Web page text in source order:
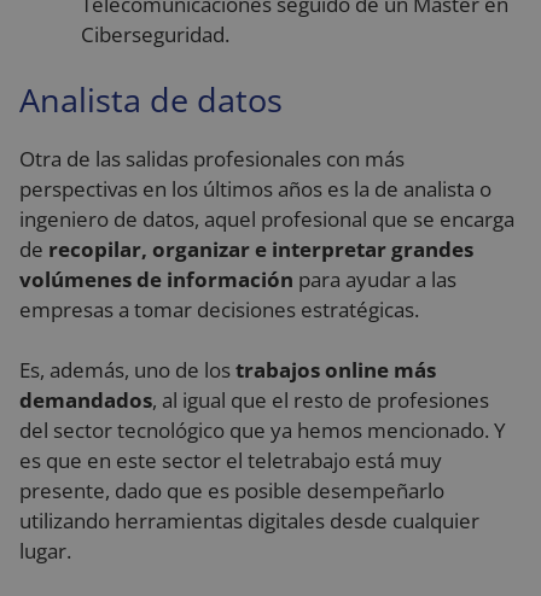
Ciberseguridad.
Analista de datos
Otra de las salidas profesionales con más
perspectivas en los últimos años es la de analista o
ingeniero de datos, aquel profesional que se encarga
de recopilar, organizar e interpretar grandes
volúmenes de información para ayudar a las
empresas a tomar decisiones estratégicas.
Es, además, uno de lostrabajos online más
demandados, al igual que el resto de profesiones
del sector tecnológico que ya hemos mencionado. Y
es que en este sector el teletrabajo está muy
presente, dado que es posible desempeñarlo
utilizando herramientas digitales desde cualquier
lugar.